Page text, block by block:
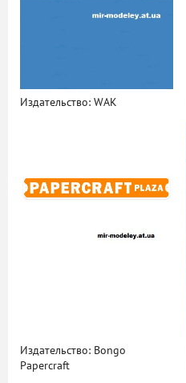
Издательство: WAK
Издательство: Bongo
Papercraft